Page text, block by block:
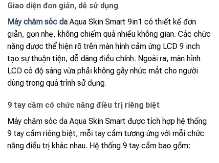
Giao diện đơn giản, dễ sử dụng
Máy chăm sóc da Aqua Skin Smart 9in1 có thiết kế đơn
giản, gọn nhẹ, không chiếm quá nhiều không gian. Các chức
năng được thể hiện rõ trên màn hình cảm ứng LCD 9 inch
tạo sự thuận tiện, dễ dàng điều chỉnh. Ngoài ra, màn hình
LCD có độ sáng vừa phải không gây nhức mắt cho người
dùng trong quá trình sử dụng.
9 tay cầm có chức năng điều trị riêng biệt
Máy chăm sóc da Aqua Skin Smart được tích hợp hệ thống
9 tay cầm riêng biệt, mỗi tay cầm tương ứng với mỗi chức
năng điều trị khác nhau. Hệ thống 9 tay cầm bao gồm: